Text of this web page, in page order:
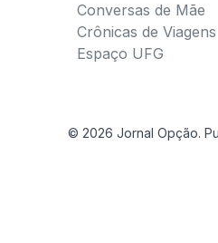
Conversas de Mãe
Crônicas de Viagens
Espaço UFG
© 2026 Jornal Opção.